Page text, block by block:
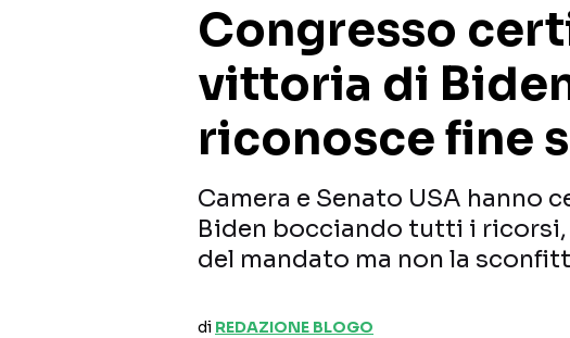
Congresso
vittoria di
riconosce fine
Camera e Senato USA hanno
Biden bocciando tutti i
del mandato ma non la
di REDAZIONE BLOGO